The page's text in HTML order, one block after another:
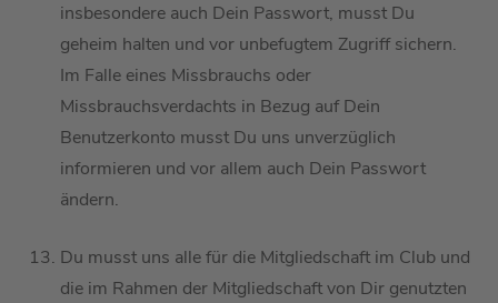
insbesondere auch Dein Passwort, musst Du
geheim halten und vor unbefugtem Zugriff sichern.
Im Falle eines Missbrauchs oder
Missbrauchsverdachts in Bezug auf Dein
Benutzerkonto musst Du uns unverzüglich
informieren und vor allem auch Dein Passwort
ändern.
Du musst uns alle für die Mitgliedschaft im Club und
die im Rahmen der Mitgliedschaft von Dir genutzten